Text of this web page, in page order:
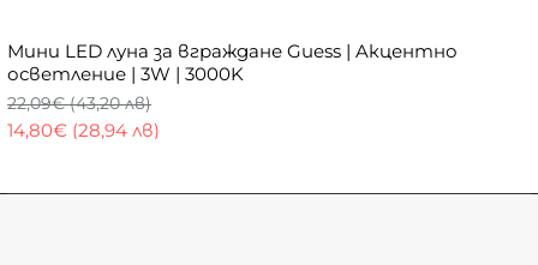
Мини LED луна за вграждане Guess | Aкцентно
осветление | 3W | 3000K
14,80€ (28,94 лв)
22,09€ (43,20 лв)